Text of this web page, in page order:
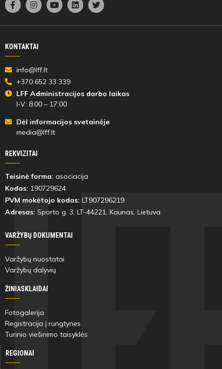
KONTAKTAI
info@lff.lt
+370 652 33 339
LFF Administracijos darbo laikas
I-V: 8:00 – 17:00
Dėl informacijos svetainėje
media@lff.lt
REKVIZITAI
Teisinė forma: asociacija
Kodas: 190729624
PVM mokėtojo kodas: LT907296219
Adresas: Sporto g. 3, LT-44221, Kaunas, Lietuva
VARŽYBŲ DOKUMENTAI
Varžybų nuostatai
Varžybų dalyvių
ŽINIASKLAIDAI
Fotogalerija
Registracija į rungtynes
Turinio viešinimo taisyklės
REGIONAI